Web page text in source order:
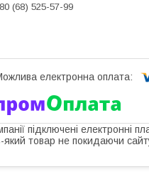
(68) 525-57-99
підключені електронні
який товар не покидаючи